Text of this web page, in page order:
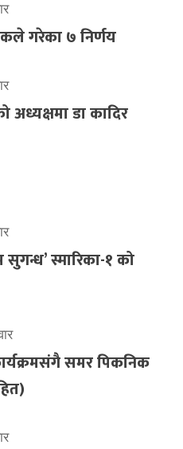
गरेका ७ निर्णय
अध्यक्षमा डा कादिर
स्मारिका-१ को
समर पिकनिक